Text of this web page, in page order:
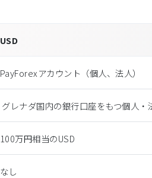
USD
PayForexアカウント（個⼈、法⼈）
グレナダ国内の銀行口座をもつ個人・
100万円相当のUSD
なし